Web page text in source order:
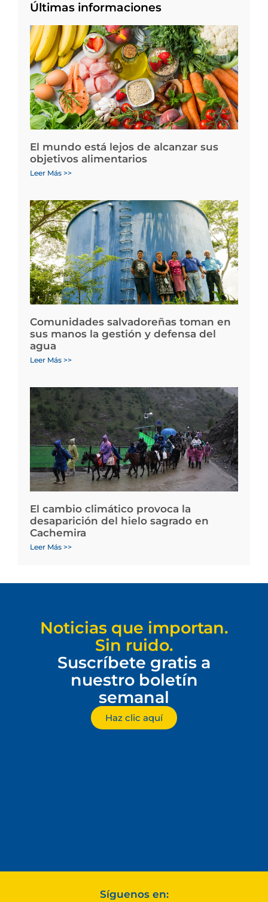
Últimas informaciones
El mundo está lejos de alcanzar sus
objetivos alimentarios
Leer Más >>
Comunidades salvadoreñas toman en
sus manos la gestión y defensa del
agua
Leer Más >>
El cambio climático provoca la
desaparición del hielo sagrado en
Cachemira
Leer Más >>
Noticias que importan.
Sin ruido.
Suscríbete gratis a
nuestro boletín
semanal
Haz clic aquí
Síguenos en: